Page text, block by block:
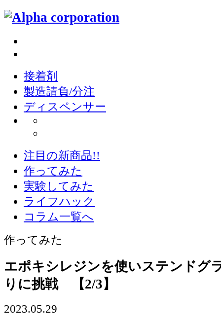
接着剤
製造請負/分注
ディスペンサー
注目の新商品!!
作ってみた
実験してみた
ライフハック
コラム一覧へ
作ってみた
エポキシレジンを使いステンドグ
りに挑戦 【2/3】
2023.05.29